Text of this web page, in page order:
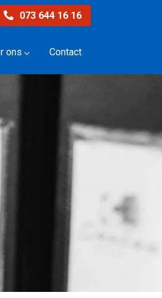
073 644 16 16
ons Contact